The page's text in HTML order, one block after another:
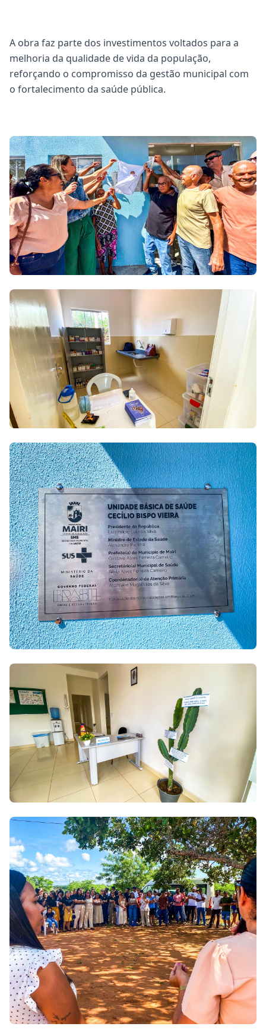
A obra faz parte dos investimentos voltados para a
melhoria da qualidade de vida da população,
reforçando o compromisso da gestão municipal com
o fortalecimento da saúde pública.